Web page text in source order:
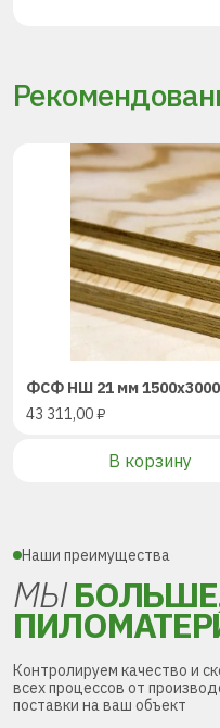
ФСФ НШ 21 мм
43 311,00₽
В корзину
Наши преимущества
МЫ
Контролируем качество и
всех процессов от
поставки на ваш объект